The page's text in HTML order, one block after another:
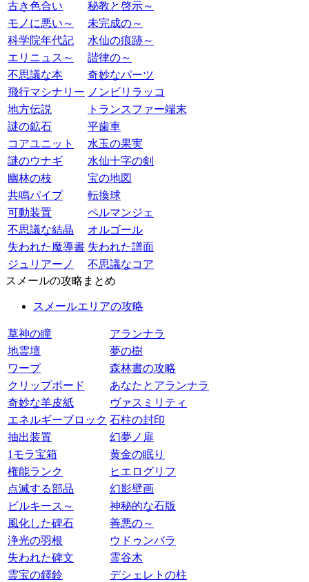
古き色合い
秘教と啓示～
モノに悪い～
未完成の～
科学院年代記
水仙の痕跡～
エリニュス～
諧律の～
不思議な本
奇妙なパーツ
飛行マシナリー ノンビリラッコ
地方伝説
トランスファー端末
謎の鉱石
平歯車
コアユニット
水玉の果実
謎のウナギ
水仙十字の剣
幽林の枝
宝の地図
共鳴パイプ
転換球
可動装置
ペルマンジェ
不思議な結晶
オルゴール
失われた魔導書 失われた譜面
ジュリアーノ
不思議なコア
スメールの攻略まとめ
スメールエリアの攻略
草神の瞳
アランナラ
地霊壇
夢の樹
ワープ
森林書の攻略
クリップボード
あなたとアランナラ
奇妙な羊皮紙
ヴァスミリティ
エネルギーブロック 石柱の封印
抽出装置
幻夢ノ扉
1モラ宝箱
黄金の眠り
権能ランク
ヒエログリフ
点滅する部品
幻影壁画
ビルキース～
神秘的な石版
風化した碑石
善悪の～
浄光の羽根
ウドゥンバラ
失われた碑文
霊谷木
霊宝の鐸鈴
デシェレトの柱